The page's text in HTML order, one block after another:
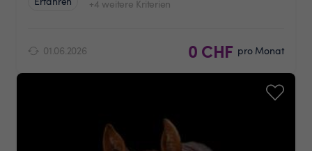
+4 weitere Kriterien
01.06.2026 0 CHF pro Monat